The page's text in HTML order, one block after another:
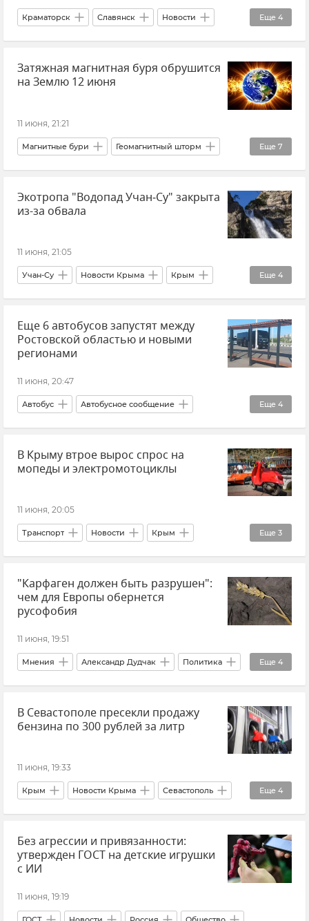
Еще 4
Краматорск Славянск Новости
Новости СВО Украина
ВСУ (Вооруженные силы Украины)
Затяжная магнитная буря обрушится
на Землю 12 июня
11 июня, 21:21
Еще 7
Магнитные бури Геомагнитный шторм
Лаборатория солнечной астрономии ИКИ РАН
Вспышки на Солнце Солнце космос
Экотропа "Водопад Учан‑Су" закрыта
из-за обвала
11 июня, 21:05
Еще 4
Учан-Су Новости Крыма Крым
ФГБУ "Заповедный Крым"
Заповедники Крыма Отдых в Крыму
Туризм в Крыму
Еще 6 автобусов запустят между
Ростовской областью и новыми
регионами
11 июня, 20:47
Еще 4
Автобус Автобусное сообщение
Ростовская область Новые регионы России
Росавтотранс Новости
В Крыму втрое вырос спрос на
мопеды и электромотоциклы
11 июня, 20:05
Еще 3
Транспорт Новости Крым
Новости Крыма Торговля Статистика
"Карфаген должен быть разрушен":
чем для Европы обернется
русофобия
11 июня, 19:51
Еще 4
Мнения Александр Дудчак Политика
Внешняя политика Россия Европа
Европейский Союз (ЕС)
В Севастополе пресекли продажу
бензина по 300 рублей за литр
11 июня, 19:33
Еще 4
Крым Новости Крыма Севастополь
Новости Севастополя Полиция Севастополя
Дефицит топлива в Крыму Топливо в Крыму
Без агрессии и привязанности:
утвержден ГОСТ на детские игрушки
с ИИ
11 июня, 19:19